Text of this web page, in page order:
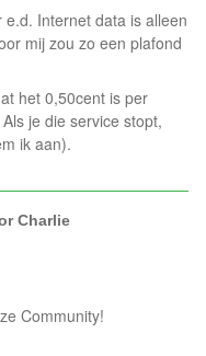
e.d. Internet data is alleen
mij zou zo een plafond
het 0,50cent is per
je die service stopt,
ik aan).
Charlie
Community!